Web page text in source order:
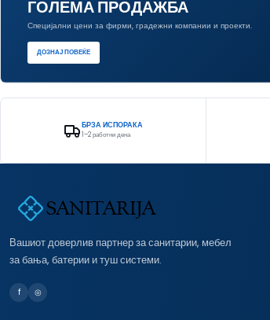
ГОЛЕМА ПРОДАЖБА
Специјални цени за фирми, градежни компании и проекти.
ДОЗНАЈ ПОВЕЌЕ
БРЗА ИСПОРАКА
1–2 работни дена
Вашиот доверлив партнер за санитарии, мебел
за бања, батерии и туш системи.
f ◎